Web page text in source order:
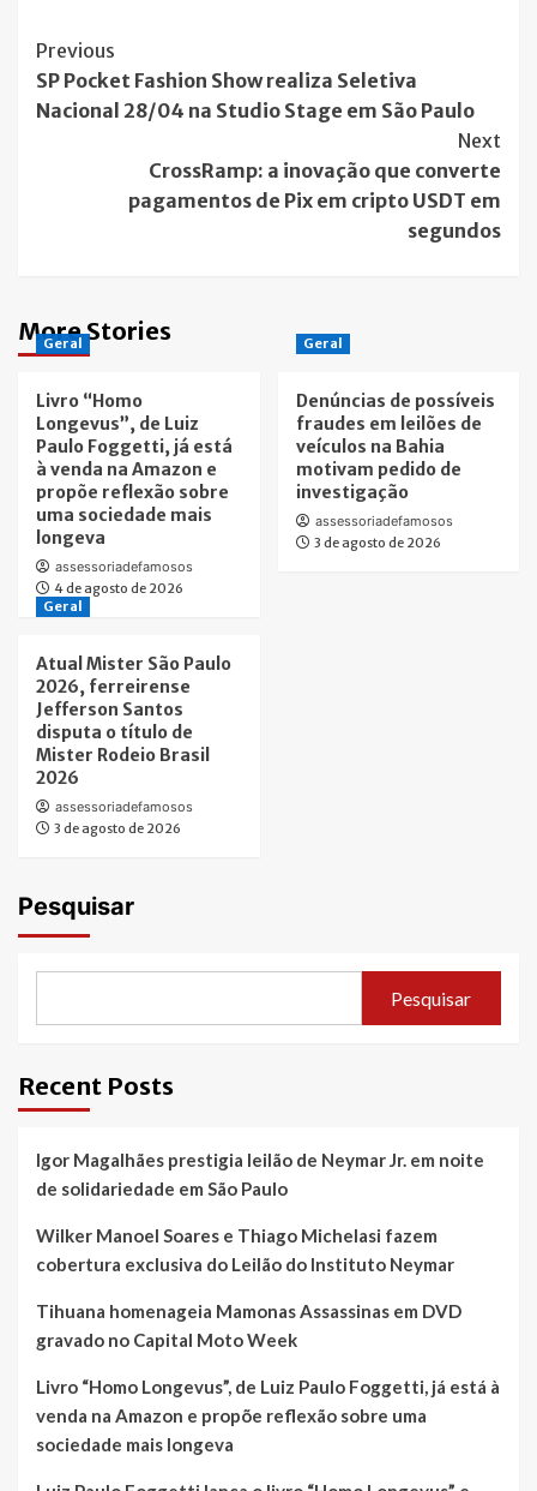
Post
Navigation
Previous
SP Pocket Fashion Show realiza Seletiva
Nacional 28/04 na Studio Stage em São Paulo
Next
CrossRamp: a inovação que converte
pagamentos de Pix em cripto USDT em
segundos
More Stories
Geral
Livro “Homo
Longevus”, de Luiz
Paulo Foggetti, já está
à venda na Amazon e
propõe reflexão sobre
uma sociedade mais
longeva
assessoriadefamosos
4 de agosto de 2026
Geral
Denúncias de possíveis
fraudes em leilões de
veículos na Bahia
motivam pedido de
investigação
assessoriadefamosos
3 de agosto de 2026
Geral
Atual Mister São Paulo
2026, ferreirense
Jefferson Santos
disputa o título de
Mister Rodeio Brasil
2026
assessoriadefamosos
3 de agosto de 2026
Pesquisar
Pesquisar
Recent Posts
Igor Magalhães prestigia leilão de Neymar Jr. em noite
de solidariedade em São Paulo
Wilker Manoel Soares e Thiago Michelasi fazem
cobertura exclusiva do Leilão do Instituto Neymar
Tihuana homenageia Mamonas Assassinas em DVD
gravado no Capital Moto Week
Livro “Homo Longevus”, de Luiz Paulo Foggetti, já está à
venda na Amazon e propõe reflexão sobre uma
sociedade mais longeva